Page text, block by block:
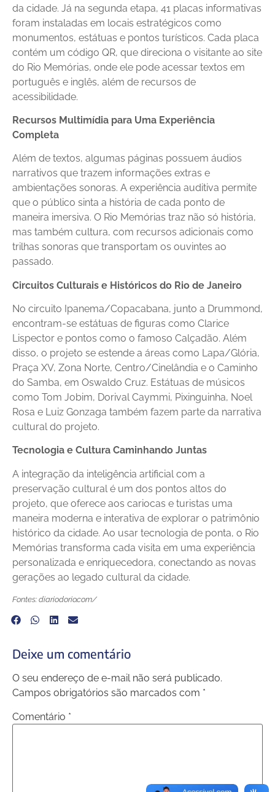
da cidade. Já na segunda etapa, 41 placas informativas
foram instaladas em locais estratégicos como
monumentos, estátuas e pontos turísticos. Cada placa
contém um código QR, que direciona o visitante ao site
do Rio Memórias, onde ele pode acessar textos em
português e inglês, além de recursos de
acessibilidade.
Recursos Multimídia para Uma Experiência
Completa
Além de textos, algumas páginas possuem áudios
narrativos que trazem informações extras e
ambientações sonoras. A experiência auditiva permite
que o público sinta a história de cada ponto de
maneira imersiva. O Rio Memórias traz não só história,
mas também cultura, com recursos adicionais como
trilhas sonoras que transportam os ouvintes ao
passado.
Circuitos Culturais e Históricos do Rio de Janeiro
No circuito Ipanema/Copacabana, junto a Drummond,
encontram-se estátuas de figuras como Clarice
Lispector e pontos como o famoso Calçadão. Além
disso, o projeto se estende a áreas como Lapa/Glória,
Praça XV, Zona Norte, Centro/Cinelândia e o Caminho
do Samba, em Oswaldo Cruz. Estátuas de músicos
como Tom Jobim, Dorival Caymmi, Pixinguinha, Noel
Rosa e Luiz Gonzaga também fazem parte da narrativa
cultural do projeto.
Tecnologia e Cultura Caminhando Juntas
A integração da inteligência artificial com a
preservação cultural é um dos pontos altos do
projeto, que oferece aos cariocas e turistas uma
maneira moderna e interativa de explorar o patrimônio
histórico da cidade. Ao usar tecnologia de ponta, o Rio
Memórias transforma cada visita em uma experiência
personalizada e enriquecedora, conectando as novas
gerações ao legado cultural da cidade.
Fontes: diariodorio.com/
Deixe um comentário
O seu endereço de e-mail não será publicado.
Campos obrigatórios são marcados com *
Comentário *